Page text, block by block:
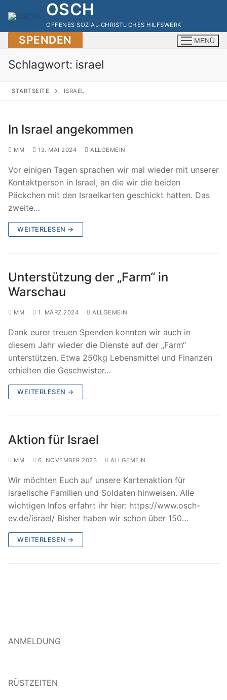
Inhalt
springen
OSCH
OFFENES SOZIAL-CHRISTLICHES HILFSWERK
SPENDEN MENÜ
Schlagwort: israel
STARTSEITE ISRAEL
In Israel angekommen
MM 13. MAI 2024 ALLGEMEIN
Vor einigen Tagen sprachen wir mal wieder mit unserer
Kontaktperson in Israel, an die wir die beiden
Päckchen mit den Israelkarten geschickt hatten. Das
zweite…
WEITERLESEN →
Unterstützung der „Farm“ in
Warschau
MM 1. MÄRZ 2024 ALLGEMEIN
Dank eurer treuen Spenden konnten wir auch in
diesem Jahr wieder die Dienste auf der „Farm“
unterstützen. Etwa 250kg Lebensmittel und Finanzen
erhielten die Geschwister…
WEITERLESEN →
Aktion für Israel
MM 6. NOVEMBER 2023 ALLGEMEIN
Wir möchten Euch auf unsere Kartenaktion für
israelische Familien und Soldaten hinweisen. Alle
wichtigen Infos erfahrt ihr hier: https://www.osch-
ev.de/israel/ Bisher haben wir schon über 150…
WEITERLESEN →
ANMELDUNG
RÜSTZEITEN